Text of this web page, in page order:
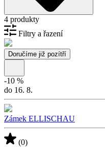
4 produkty
Filtry a řazení
Doručíme již pozítří
-10 %
do 16. 8.
Zámek ELLISCHAU
(0)